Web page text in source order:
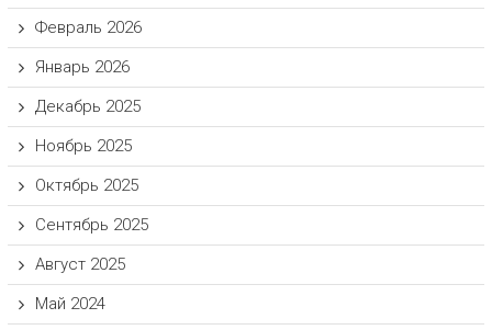
Февраль 2026
Январь 2026
Декабрь 2025
Ноябрь 2025
Октябрь 2025
Сентябрь 2025
Август 2025
Май 2024